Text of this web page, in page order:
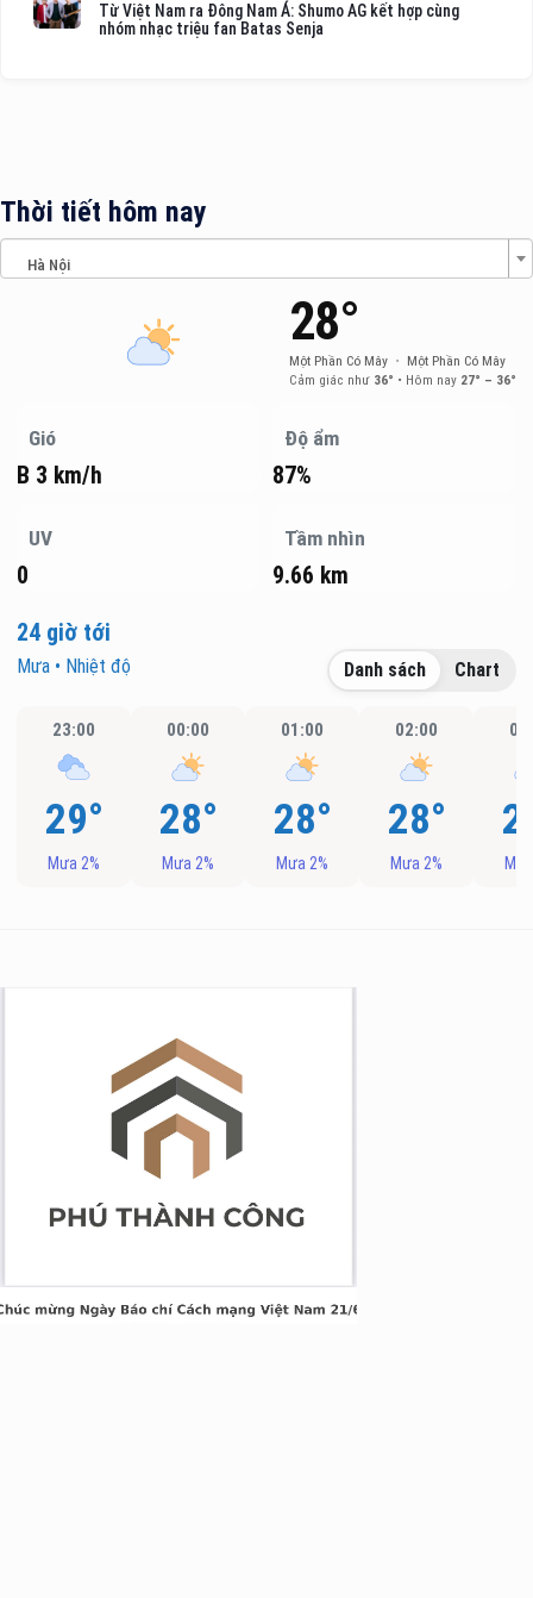
Từ Việt Nam ra Đông Nam Á: Shumo AG kết hợp cùng
nhóm nhạc triệu fan Batas Senja
Thời tiết hôm nay
Hà Nội
28°
Một Phần Có Mây • Một Phần Có Mây
Cảm giác như 36° • Hôm nay 27° – 36°
Gió
B 3 km/h
Độ ẩm
87%
UV
0
Tầm nhìn
9.66 km
24 giờ tới
Mưa • Nhiệt độ Danh sách Chart
23:00
29°
Mưa 2%
00:00
28°
Mưa 2%
01:00
28°
Mưa 2%
02:00
28°
Mưa 2%